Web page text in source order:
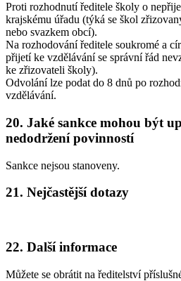
Proti rozhodnutí ředitele školy o
krajskému úřadu (týká se škol
nebo svazkem obcí).
Na rozhodování ředitele soukromé a
přijetí ke vzdělávání se správní řád
ke zřizovateli školy).
Odvolání lze podat do 8 dnů po
vzdělávání.
20. Jaké sankce mohou být
nedodržení povinností
Sankce nejsou stanoveny.
21. Nejčastější dotazy
22. Další informace
Můžete se obrátit na ředitelství